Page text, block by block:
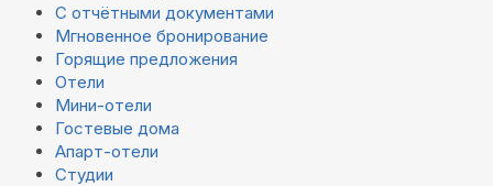
С отчётными документами
Мгновенное бронирование
Горящие предложения
Отели
Мини-отели
Гостевые дома
Апарт-отели
Студии